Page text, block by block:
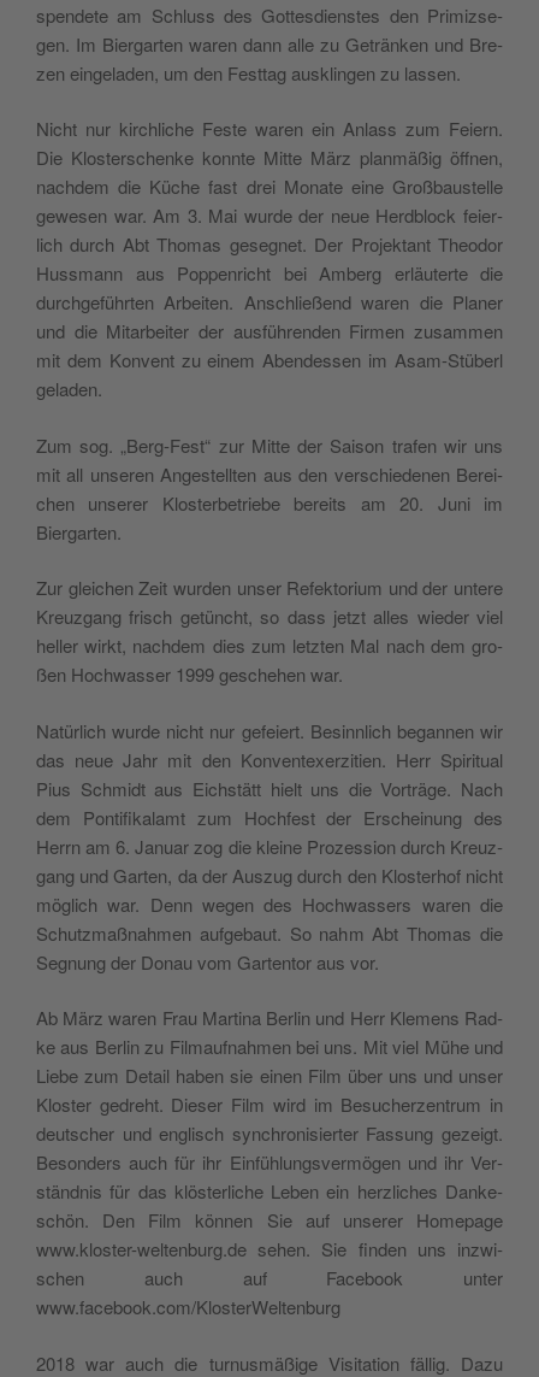
spen­de­te am Schluss des Got­tes­diens­tes den Pri­miz­se­
gen. Im Bier­gar­ten waren dann alle zu Geträn­ken und Bre­
zen ein­ge­la­den, um den Fest­tag aus­klin­gen zu lassen.
Nicht nur kirch­li­che Fes­te waren ein Anlass zum Fei­ern.
Die Klos­ter­schen­ke konn­te Mit­te März plan­mä­ßig öff­nen,
nach­dem die Küche fast drei Mona­te eine Groß­bau­stel­le
gewe­sen war. Am 3. Mai wur­de der neue Herd­block fei­er­
lich durch Abt Tho­mas geseg­net. Der Pro­jektant Theo­dor
Huss­mann aus Pop­pen­richt bei Amberg erläu­ter­te die
durch­ge­führ­ten Arbei­ten. Anschlie­ßend waren die Pla­ner
und die Mit­ar­bei­ter der aus­füh­ren­den Fir­men zusam­men
mit dem Kon­vent zu einem Abend­essen im Asam-Stüberl
geladen.
Zum sog. „Berg-Fest“ zur Mit­te der Sai­son tra­fen wir uns
mit all unse­ren Ange­stell­ten aus den ver­schie­de­nen Berei­
chen unse­rer Klos­ter­be­trie­be bereits am 20. Juni im
Biergarten.
Zur glei­chen Zeit wur­den unser Refek­to­ri­um und der unte­re
Kreuz­gang frisch getüncht, so dass jetzt alles wie­der viel
hel­ler wirkt, nach­dem dies zum letz­ten Mal nach dem gro­
ßen Hoch­was­ser 1999 gesche­hen war.
Natür­lich wur­de nicht nur gefei­ert. Besinn­lich began­nen wir
das neue Jahr mit den Kon­vent­ex­er­zi­ti­en. Herr Spi­ri­tu­al
Pius Schmidt aus Eich­stätt hielt uns die Vor­trä­ge. Nach
dem Pon­ti­fi­kal­amt zum Hoch­fest der Erschei­nung des
Herrn am 6. Janu­ar zog die klei­ne Pro­zes­si­on durch Kreuz­
gang und Gar­ten, da der Aus­zug durch den Klos­ter­hof nicht
mög­lich war. Denn wegen des Hoch­was­sers waren die
Schutz­maß­nah­men auf­ge­baut. So nahm Abt Tho­mas die
Seg­nung der Donau vom Gar­ten­tor aus vor.
Ab März waren Frau Mar­ti­na Ber­lin und Herr Kle­mens Rad­
ke aus Ber­lin zu Film­auf­nah­men bei uns. Mit viel Mühe und
Lie­be zum Detail haben sie einen Film über uns und unser
Klos­ter gedreht. Die­ser Film wird im Besu­cher­zen­trum in
deut­scher und eng­lisch syn­chro­ni­sier­ter Fas­sung gezeigt.
Beson­ders auch für ihr Ein­füh­lungs­ver­mö­gen und ihr Ver­
ständ­nis für das klös­ter­li­che Leben ein herz­li­ches Dan­ke­
schön. Den Film kön­nen Sie auf unse­rer Home­page
www.kloster-weltenburg.de sehen. Sie fin­den uns inzwi­
schen auch auf Face­book unter
www.facebook.com/KlosterWeltenburg
2018 war auch die tur­nus­mä­ßi­ge Visi­ta­ti­on fäl­lig. Dazu